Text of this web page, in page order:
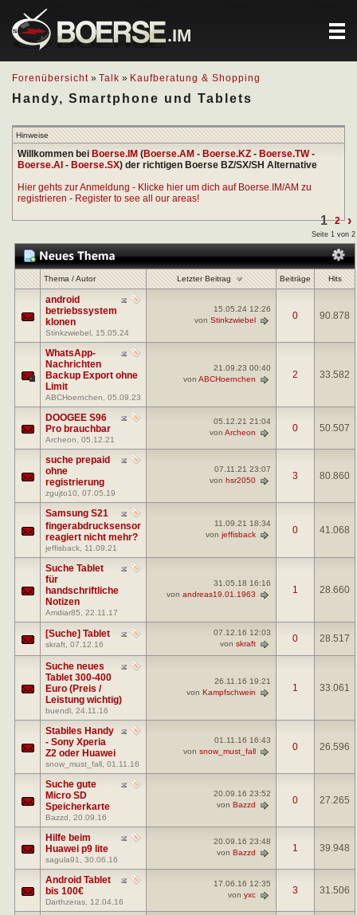
.IM
Forenübersicht » Talk » Kaufberatung & Shopping
Handy, Smartphone und Tablets
Hinweise
Willkommen bei Boerse.IM (Boerse.AM - Boerse.KZ - Boerse.TW-
Boerse.AI - Boerse.SX) der richtigen Boerse BZ/SX/SH Alternative
Hier gehts zur Anmeldung - Klicke hier um dich auf Boerse.IM/AM zu
registrieren - Register to see all our areas!
1 2 ›
Seite 1 von 2
Thema/Autor Letzter Beitrag Beiträge Hits
android
betriebssystem
klonen
Stinkzwiebel , 15.05.24
15.05.24 12:26
von Stinkzwiebel 0 90.878
WhatsApp-
Nachrichten
Backup Export ohne
Limit
ABCHoernchen , 05.09.23
21.09.23 00:40
von ABCHoernchen 2 33.582
DOOGEE S96
Pro brauchbar
Archeon , 05.12.21
05.12.21 21:04
von Archeon 0 50.507
suche prepaid
ohne
registrierung
zgujto10 , 07.05.19
07.11.21 23:07
von hsr2050 3 80.860
Samsung S21
fingerabdrucksensor
reagiert nicht mehr?
jeffisback , 11.09.21
11.09.21 18:34
von jeffisback 0 41.068
Suche Tablet
für
handschriftliche
Notizen
Amdiar85 , 22.11.17
31.05.18 16:16
von andreas19.01.1963 1 28.660
[Suche] Tablet
skraft , 07.12.16
07.12.16 12:03
von skraft 0 28.517
Suche neues
Tablet 300-400
Euro (Preis /
Leistung wichtig)
buendl , 24.11.16
26.11.16 19:21
von Kampfschwein 1 33.061
Stabiles Handy
- Sony Xperia
Z2 oder Huawei
snow_must_fall , 01.11.16
01.11.16 16:43
von snow_must_fall 0 26.596
Suche gute
Micro SD
Speicherkarte
Bazzd , 20.09.16
20.09.16 23:52
von Bazzd 0 27.265
Hilfe beim
Huawei p9 lite
sagula91 , 30.06.16
20.09.16 23:48
von Bazzd 1 39.948
Android Tablet
bis 100€
Darthzeras , 12.04.16
17.06.16 12:35
von yxc 3 31.506